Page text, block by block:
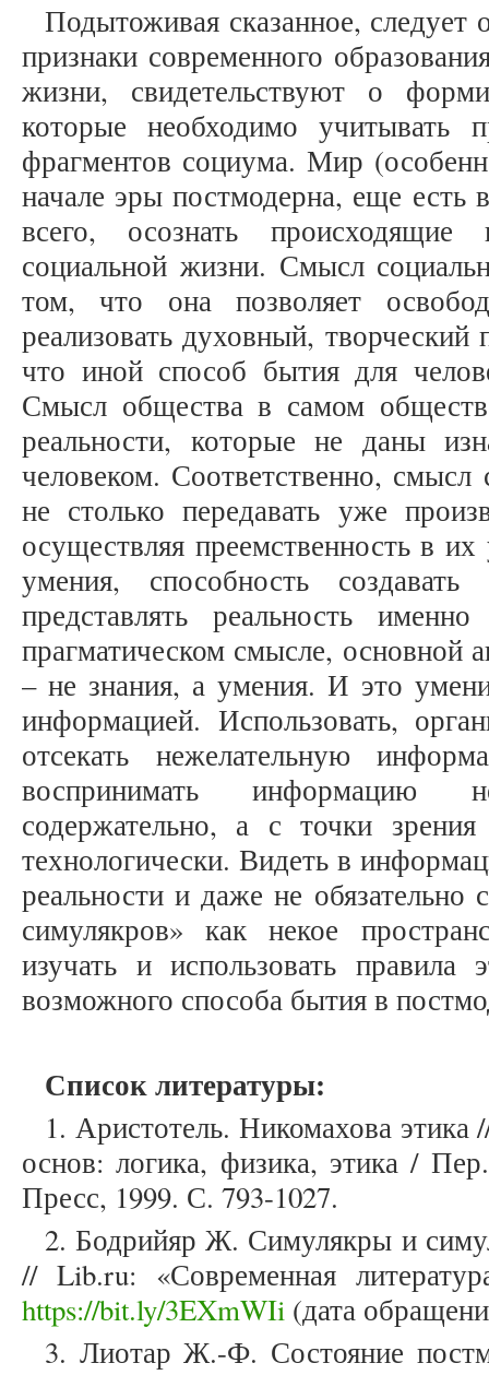
Подытоживая сказанное, следует
признаки современного
жизни, свидетельствуют о
которые необходимо учитывать
фрагментов социума. Мир
начале эры постмодерна, еще есть
всего, осознать происходящие
социальной жизни. Смысл
том, что она позволяет
реализовать духовный,
что иной способ бытия для
Смысл общества в самом
реальности, которые не даны
человеком. Соответственно,
не столько передавать уже
осуществляя преемственность в их
умения, способность
представлять реальность
прагматическом смысле, основной
– не знания, а умения. И это
информацией. Использовать,
отсекать нежелательную
воспринимать информацию
содержательно, а с точки зрения
технологически. Видеть в
реальности и даже не обязательно
симулякров» как некое
изучать и использовать правила
возможного способа бытия в
Список литературы:
1. Аристотель. Никомахова
основ: логика, физика, этика /
Пресс, 1999. С. 793-1027.
2. Бодрийяр Ж. Симулякры и
// Lib.ru: «Современная
https://bit.ly/3EXmWIi (дата
3. Лиотар Ж.-Ф. Состояние